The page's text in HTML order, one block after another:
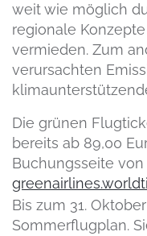
weit wie möglich
regionale
vermieden. Zum
verursachten
Die grünen
bereits ab 89,00
Buchungsseite
Bis zum 31.
Sommerflugplan.